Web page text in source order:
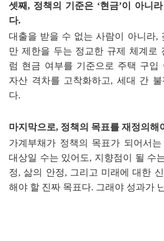
셋째, 정책의 기준은 ‘현금’이 아니라
다.
대출을 받을 수 없는 사람이 아니라,
만 제한을 두는 정교한 규제 체계로
럼 현금 여부를 기준으로 주택 구입
자산 격차를 고착화하고, 세대 간 불
다.
마지막으로, 정책의 목표를 재정의해
가계부채가 정책의 목표가 되어서
대상일 수는 있어도, 지향점이 될 수
정,삶의 안정, 그리고 미래에 대한
해야 할 진짜 목표다. 그래야 성과가